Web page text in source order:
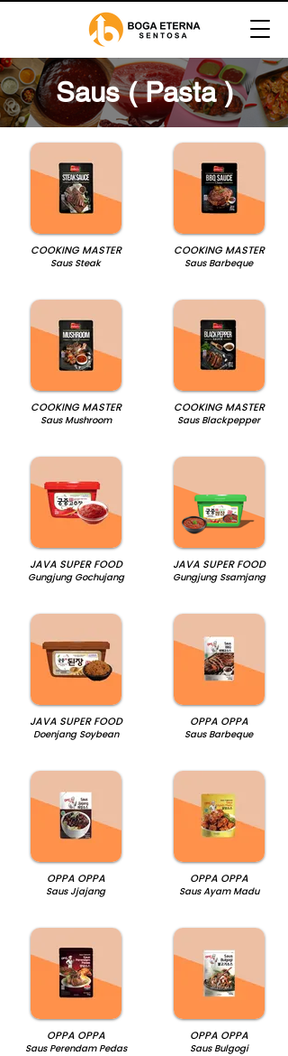
Saus ( Pasta )
COOKING MASTER
Saus Steak
COOKING MASTER
Saus Mushroom
JAVA SUPER FOOD
Gungjung Gochujang
JAVA SUPER FOOD
Doenjang Soybean
OPPA OPPA
Saus Jjajang
OPPA OPPA
Saus Perendam Pedas
COOKING MASTER
Saus Barbeque
COOKING MASTER
Saus Blackpepper
JAVA SUPER FOOD
Gungjung Ssamjang
OPPA OPPA
Saus Barbeque
OPPA OPPA
Saus Ayam Madu
OPPA OPPA
Saus Bulgogi